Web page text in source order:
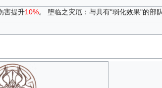
害提升10%。 堕临之灾厄：与具有"弱化效果"的部